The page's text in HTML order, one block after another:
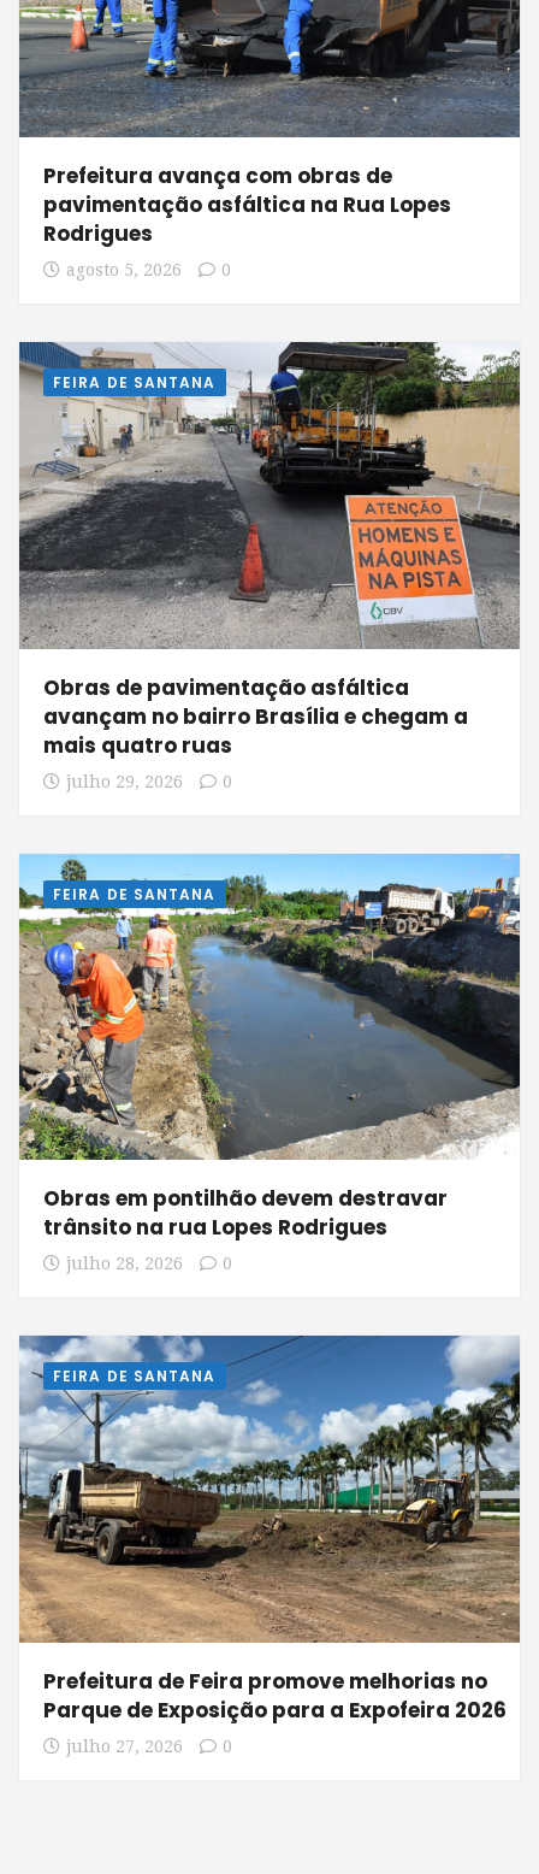
Prefeitura avança com obras de
pavimentação asfáltica na Rua Lopes
Rodrigues
agosto 5, 2026 0
FEIRA DE SANTANA
Obras de pavimentação asfáltica
avançam no bairro Brasília e chegam a
mais quatro ruas
julho 29, 2026 0
FEIRA DE SANTANA
Obras em pontilhão devem destravar
trânsito na rua Lopes Rodrigues
julho 28, 2026 0
FEIRA DE SANTANA
Prefeitura de Feira promove melhorias no
Parque de Exposição para a Expofeira 2026
julho 27, 2026 0